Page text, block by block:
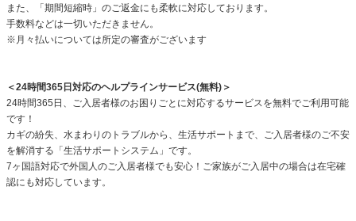
また、「期間短縮時」のご返金にも柔軟に対応しております。
手数料などは一切いただきません。
※月々払いについては所定の審査がございます
＜24時間365日対応のヘルプラインサービス(無料)＞
24時間365日、ご入居者様のお困りごとに対応するサービスを無料でご利用可能
です！
カギの紛失、水まわりのトラブルから、生活サポートまで、ご入居者様のご不安
を解消する「生活サポートシステム」です。
7ヶ国語対応で外国人のご入居者様でも安心！ご家族がご入居中の場合は在宅確
認にも対応しています。